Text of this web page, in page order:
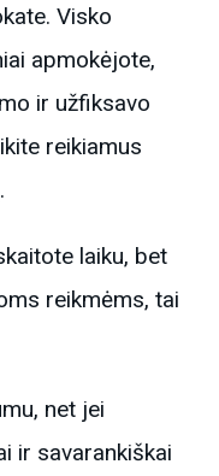
Visko
apmokėjote,
ir užfiksavo
reikiamus
laiku, bet
reikmėms, tai
net jei
ir savarankiškai